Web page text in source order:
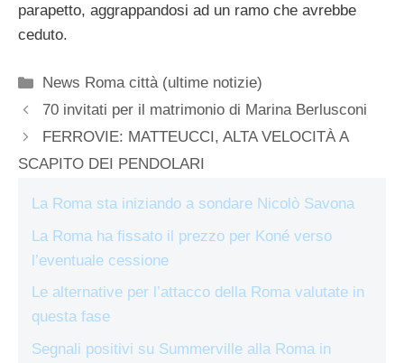
parapetto, aggrappandosi ad un ramo che avrebbe
ceduto.
Categorie
News Roma città (ultime notizie)
70 invitati per il matrimonio di Marina Berlusconi
FERROVIE: MATTEUCCI, ALTA VELOCITÀ A
SCAPITO DEI PENDOLARI
La Roma sta iniziando a sondare Nicolò Savona
La Roma ha fissato il prezzo per Koné verso
l’eventuale cessione
Le alternative per l’attacco della Roma valutate in
questa fase
Segnali positivi su Summerville alla Roma in